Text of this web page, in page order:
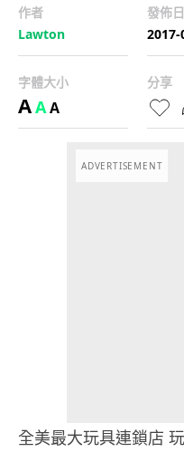
作者
Lawton
發佈
2017-
字體大小
AAA
分享
ADVERTISEMENT
全美最大玩具連鎖店